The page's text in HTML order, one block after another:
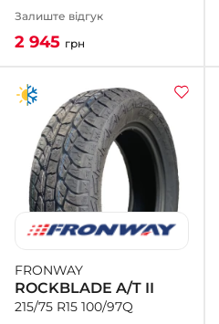
Залиште відгук
2 945 грн
FRONWAY
ROCKBLADE A/T II
215/75 R15 100/97Q